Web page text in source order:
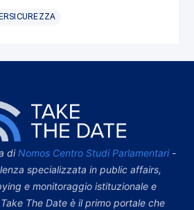
di Nomos Centro Studi Parlamentari-
specializzata in public affairs,
e monitoraggio istituzionale e
The Date è il primo portale che